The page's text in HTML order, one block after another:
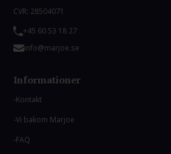
CVR: 28504071
+45 60 53 18 27
info@marjoe.se
Informationer
Kontakt
Vi bakom Marjoe
FAQ